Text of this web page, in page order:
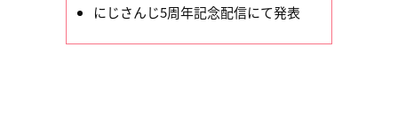
にじさんじ5周年記念配信にて発表